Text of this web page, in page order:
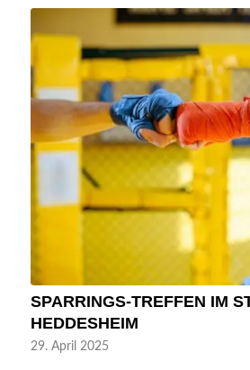
SPARRINGS-TREFFEN IM
HEDDESHEIM
29. April 2025